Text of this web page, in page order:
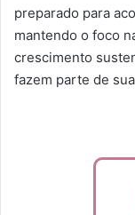
preparado para
mantendo o foco
crescimento
fazem parte de